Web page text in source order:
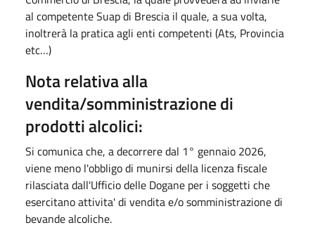
al competente Suap di Brescia il quale, a sua volta,
inoltrerà la pratica agli enti competenti (Ats, Provincia
etc…)
Nota relativa alla
vendita/somministrazione di
prodotti alcolici:
Si comunica che, a decorrere dal 1° gennaio 2026,
viene meno l'obbligo di munirsi della licenza fiscale
rilasciata dall'Ufficio delle Dogane per i soggetti che
esercitano attivita' di vendita e/o somministrazione di
bevande alcoliche.